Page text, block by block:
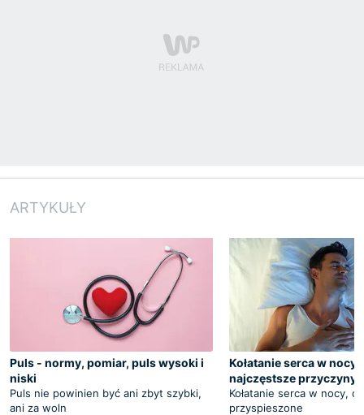
ARTYKUŁY
Puls - normy, pomiar, puls wysoki i
niski
Puls nie powinien być ani zbyt szybki,
ani za woln
Kołatanie serca w nocy -
najczęstsze przyczyny
Kołatanie serca w nocy,
przyspieszone